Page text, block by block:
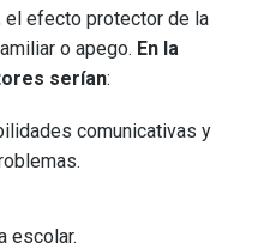
el efecto protector de la
o apego. En la
serían:
comunicativas y
escolar.